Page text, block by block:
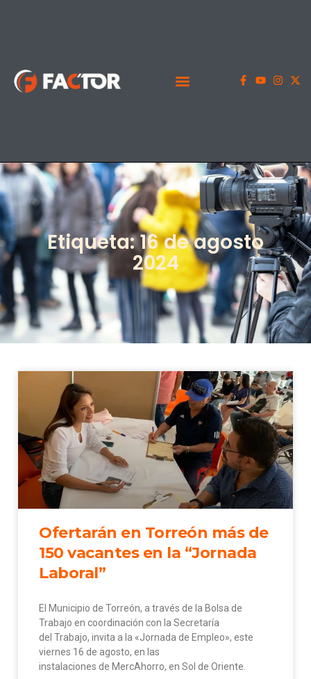
Etiqueta: 16 de agosto
2024
Ofertarán en Torreón más de
150 vacantes en la “Jornada
Laboral”
El Municipio de Torreón, a través de la Bolsa de
Trabajo en coordinación con la Secretaría
del Trabajo, invita a la «Jornada de Empleo», este
viernes 16 de agosto, en las
instalaciones de MercAhorro, en Sol de Oriente.